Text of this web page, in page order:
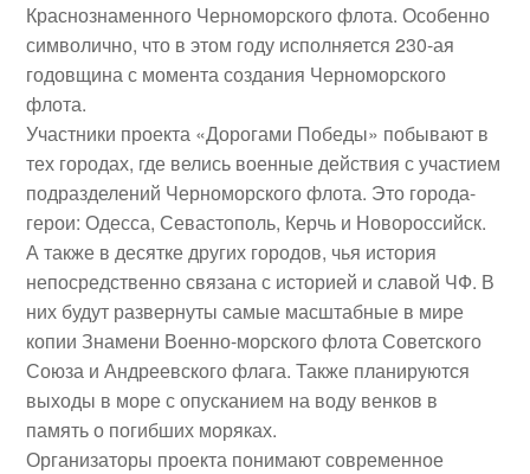
Краснознаменного Черноморского флота. Особенно
символично, что в этом году исполняется 230-ая
годовщина с момента создания Черноморского
флота.
Участники проекта «Дорогами Победы» побывают в
тех городах, где велись военные действия с участием
подразделений Черноморского флота. Это города-
герои: Одесса, Севастополь, Керчь и Новороссийск.
А также в десятке других городов, чья история
непосредственно связана с историей и славой ЧФ. В
них будут развернуты самые масштабные в мире
копии Знамени Военно-морского флота Советского
Союза и Андреевского флага.Также планируются
выходы в море с опусканием на воду венков в
память о погибших моряках.
Организаторы проекта понимают современное